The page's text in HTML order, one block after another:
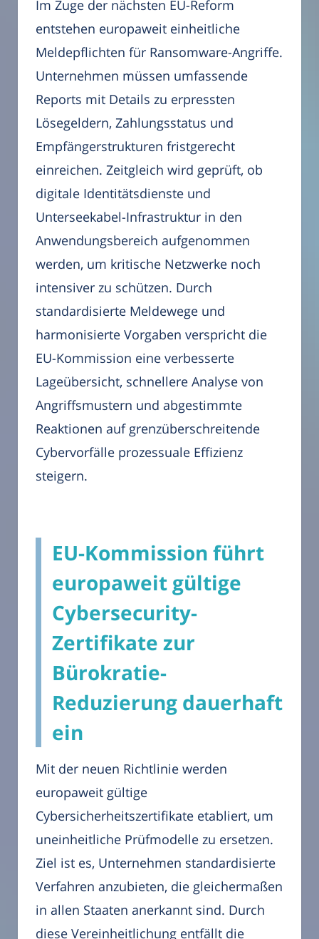
Im Zuge der nächsten EU-Reform
entstehen europaweit einheitliche
Meldepflichten für Ransomware-Angriffe.
Unternehmen müssen umfassende
Reports mit Details zu erpressten
Lösegeldern, Zahlungsstatus und
Empfängerstrukturen fristgerecht
einreichen. Zeitgleich wird geprüft, ob
digitale Identitätsdienste und
Unterseekabel-Infrastruktur in den
Anwendungsbereich aufgenommen
werden, um kritische Netzwerke noch
intensiver zu schützen. Durch
standardisierte Meldewege und
harmonisierte Vorgaben verspricht die
EU-Kommission eine verbesserte
Lageübersicht, schnellere Analyse von
Angriffsmustern und abgestimmte
Reaktionen auf grenzüberschreitende
Cybervorfälle prozessuale Effizienz
steigern.
EU-Kommission führt
europaweit gültige
Cybersecurity-
Zertifikate zur
Bürokratie-
Reduzierung dauerhaft
ein
Mit der neuen Richtlinie werden
europaweit gültige
Cybersicherheitszertifikate etabliert, um
uneinheitliche Prüfmodelle zu ersetzen.
Ziel ist es, Unternehmen standardisierte
Verfahren anzubieten, die gleichermaßen
in allen Staaten anerkannt sind. Durch
diese Vereinheitlichung entfällt die